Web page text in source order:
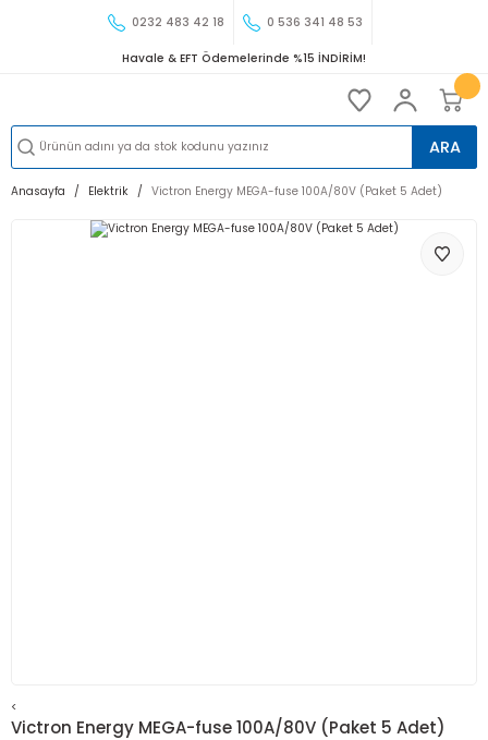
0232 483 42 18 0 536 341 48 53
Havale & EFT Ödemelerinde %15 İNDİRİM!
ARA
Anasayfa Elektrik Victron Energy MEGA-fuse 100A/80V (Paket 5 Adet)
<
Victron Energy MEGA-fuse 100A/80V (Paket 5 Adet)